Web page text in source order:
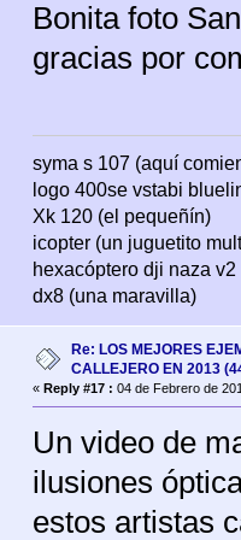
Bonita foto
gracias por
syma s 107 (aquí
logo 400se vstabi
Xk 120 (el pequeñín)
icopter (un juguetito
hexacóptero dji naza
dx8 (una maravilla)
Re: LOS MEJORES
CALLEJERO EN 2013
« Reply #17 : 04 de Febrero de
Un video de
ilusiones
estos artistas